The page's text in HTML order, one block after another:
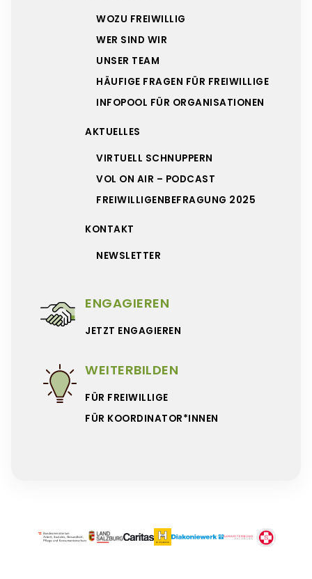
WOZU FREIWILLIG
WER SIND WIR
UNSER TEAM
HÄUFIGE FRAGEN FÜR FREIWILLIGE
INFOPOOL FÜR ORGANISATIONEN
AKTUELLES
VIRTUELL SCHNUPPERN
VOL ON AIR – PODCAST
FREIWILLIGENBEFRAGUNG 2025
KONTAKT
NEWSLETTER
ENGAGIEREN
JETZT ENGAGIEREN
WEITERBILDEN
FÜR FREIWILLIGE
FÜR KOORDINATOR*INNEN